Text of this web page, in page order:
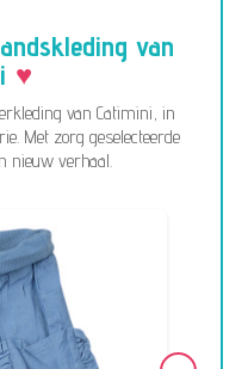
van
van Catimini, in
Met zorg geselecteerde
nieuw verhaal.